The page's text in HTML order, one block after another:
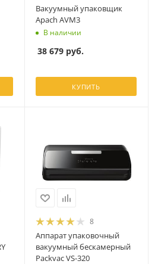
Вакуумный упаковщик
Apach AVM3
В наличии
38 679 руб.
КУПИТЬ
8
Аппарат упаковочный
вакуумный бескамерный
Packvac VS-320